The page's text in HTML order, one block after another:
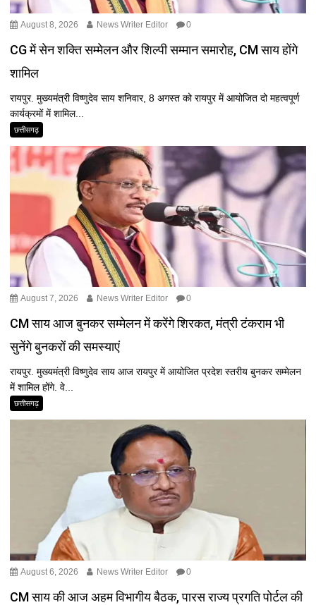
August 8, 2026 News Writer Editor 0
CG में सेन शक्ति सम्मेलन और शिल्पी सम्मान समारोह, CM साय होंगे
शामिल
रायपुर. मुख्यमंत्री विष्णुदेव साय शनिवार, 8 अगस्त को रायपुर में आयोजित दो महत्वपूर्ण
कार्यक्रमों में शामिल...
छत्तीसगढ़
August 7, 2026 News Writer Editor 0
CM साय आज बुनकर सम्मेलन में करेंगे शिरकत, मंत्री टंकराम भी
सुनेंगे बुनकरों की समस्याएं
रायपुर. मुख्यमंत्री विष्णुदेव साय आज रायपुर में आयोजित प्रदेश स्तरीय बुनकर सम्मेलन
में शामिल होंगे. वे...
छत्तीसगढ़
August 6, 2026 News Writer Editor 0
CM साय की आज अहम विभागीय बैठक, पारस राज्य प्रगति पोर्टल की